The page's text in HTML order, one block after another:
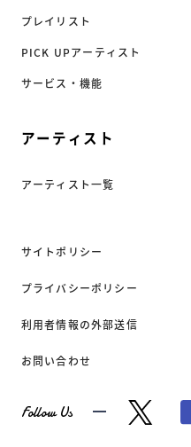
プレイリスト
PICK UPアーティスト
サービス・機能
アーティスト
アーティスト一覧
サイトポリシー
プライバシーポリシー
利用者情報の外部送信
お問い合わせ
Follow Us